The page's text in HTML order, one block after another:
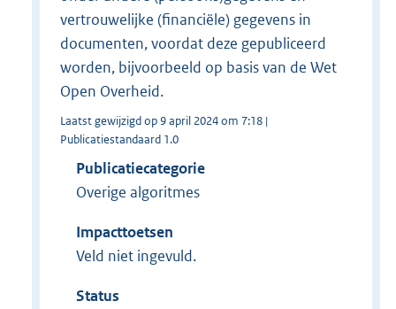
vertrouwelijke (financiële) gegevens in
documenten, voordat deze gepubliceerd
worden, bijvoorbeeld op basis van de Wet
Open Overheid.
Laatst gewijzigd op 9 april 2024 om 7:18 |
Publicatiestandaard 1.0
Publicatiecategorie
Overige algoritmes
Impacttoetsen
Veld niet ingevuld.
Status